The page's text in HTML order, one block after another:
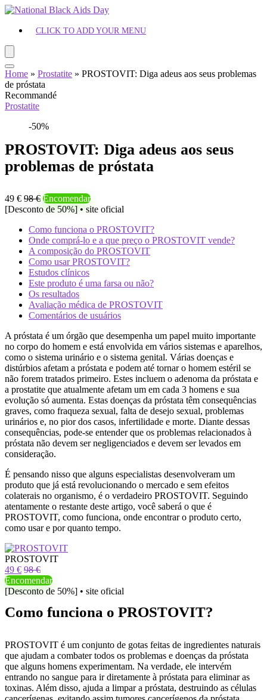
CLICK TO ADD YOUR MENU
Home » Prostatite » PROSTOVIT: Diga adeus aos seus problemas
de próstata
Recommandé
Prostatite
-50%
PROSTOVIT: Diga adeus aos seus
problemas de próstata
49 € 98 € Encomendar
[Desconto de 50%] • site oficial
Como funciona o PROSTOVIT?
Onde comprá-lo e a que preço o PROSTOVIT vende?
A composição do PROSTOVIT
Como usar PROSTOVIT?
Estudos clínicos
Este produto é uma farsa ou não?
Os resultados
Avaliação médica de PROSTOVIT
Comentários de usuários
A próstata é um órgão que desempenha um papel muito importante
no corpo do homem e está envolvida em vários sistemas e aparelhos,
como o sistema urinário e o sistema genital. Várias doenças e
distúrbios afetam a próstata e podem até tornar o homem estéril se
não forem tratados primeiro. Estes incluem o adenoma da próstata e
a prostatite que atualmente afetam um em cada 3 homens e sua
evolução só aumenta. Estas doenças da próstata têm consequências
graves, como fraqueza sexual, falta de desejo sexual, problemas
urinários e, no pior dos casos, infertilidade e morte. Diante dessas
consequências, pode-se entender que os problemas relacionados à
próstata não devem ser negligenciados e devem ser levados em
consideração.
É pensando nisso que alguns especialistas desenvolveram um
produto que já está revolucionando o mercado e sem efeitos
colaterais no organismo, é o verdadeiro PROSTOVIT. Seguindo
atentamente o restante deste artigo, você saberá o que é
PROSTOVIT, como funciona, onde encontrar o produto certo,
como usar e por quanto tempo.
PROSTOVIT
49 € 98 €
Encomendar
[Desconto de 50%] • site oficial
Como funciona o PROSTOVIT?
PROSTOVIT é um conjunto de gotas feitas de ingredientes naturais
que ajudam a combater todos os problemas e doenças da próstata
que alguns homens experimentam. Na verdade, ele intervém
entrando no sangue para ir diretamente à próstata para eliminar as
toxinas. Além disso, ajuda a limpar a próstata, destruindo as células